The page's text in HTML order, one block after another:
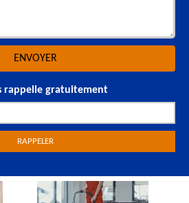
rappelle gratuitement